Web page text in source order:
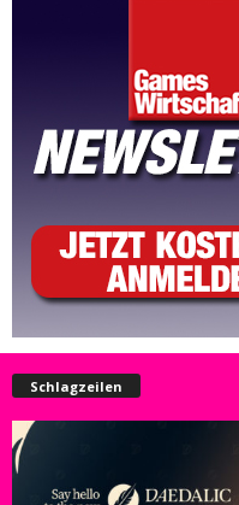
Schlagzeilen